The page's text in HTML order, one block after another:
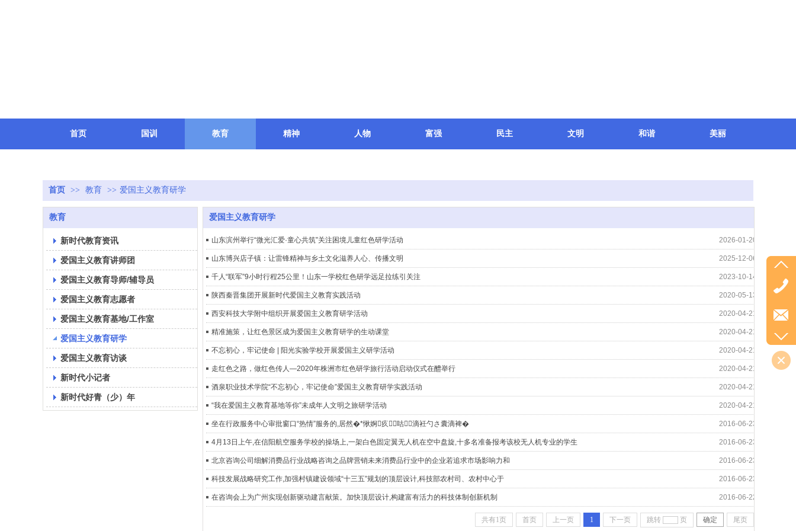
首页 国训 教育 精神 人物 富强 民主 文明 和谐 美丽
首页 >> 教育 >> 爱国主义教育研学
教育
新时代教育资讯
爱国主义教育讲师团
爱国主义教育导师/辅导员
爱国主义教育志愿者
爱国主义教育基地/工作室
爱国主义教育研学
爱国主义教育访谈
新时代小记者
新时代好青（少）年
爱国主义教育研学
山东滨州举行“微光汇爱·童心共筑”关注困境儿童红色研学活动 2026-01-20
山东博兴店子镇：让雷锋精神与乡土文化滋养人心、传播文明 2025-12-06
千人“联军”9小时行程25公里！山东一学校红色研学远足拉练引关注 2023-10-14
陕西秦晋集团开展新时代爱国主义教育实践活动 2020-05-13
西安科技大学附中组织开展爱国主义教育研学活动 2020-04-21
精准施策，让红色景区成为爱国主义教育研学的生动课堂 2020-04-21
不忘初心，牢记使命 | 阳光实验学校开展爱国主义研学活动 2020-04-21
走红色之路，做红色传人—2020年株洲市红色研学旅行活动启动仪式在醴举行 2020-04-21
酒泉职业技术学院“不忘初心，牢记使命”爱国主义教育研学实践活动 2020-04-21
“我在爱国主义教育基地等你”未成年人文明之旅研学活动 2020-04-21
坐在行政服务中心审批窗口“热情”服务的,居然�*愀婀疚咕滴衽勺さ囊滴裨� 2016-06-23
4月13日上午,在信阳航空服务学校的操场上,一架白色固定翼无人机在空中盘旋,十多名准备报考该校无人机专业的学生 2016-06-23
北京咨询公司细解消费品行业战略咨询之品牌营销未来消费品行业中的企业若追求市场影响力和 2016-06-23
科技发展战略研究工作,加强村镇建设领域“十三五”规划的顶层设计,科技部农村司、农村中心于 2016-06-23
在咨询会上为广州实现创新驱动建言献策。加快顶层设计,构建富有活力的科技体制创新机制 2016-06-22
共有1页 首页 上一页 1 下一页 跳转 页 确定 尾页